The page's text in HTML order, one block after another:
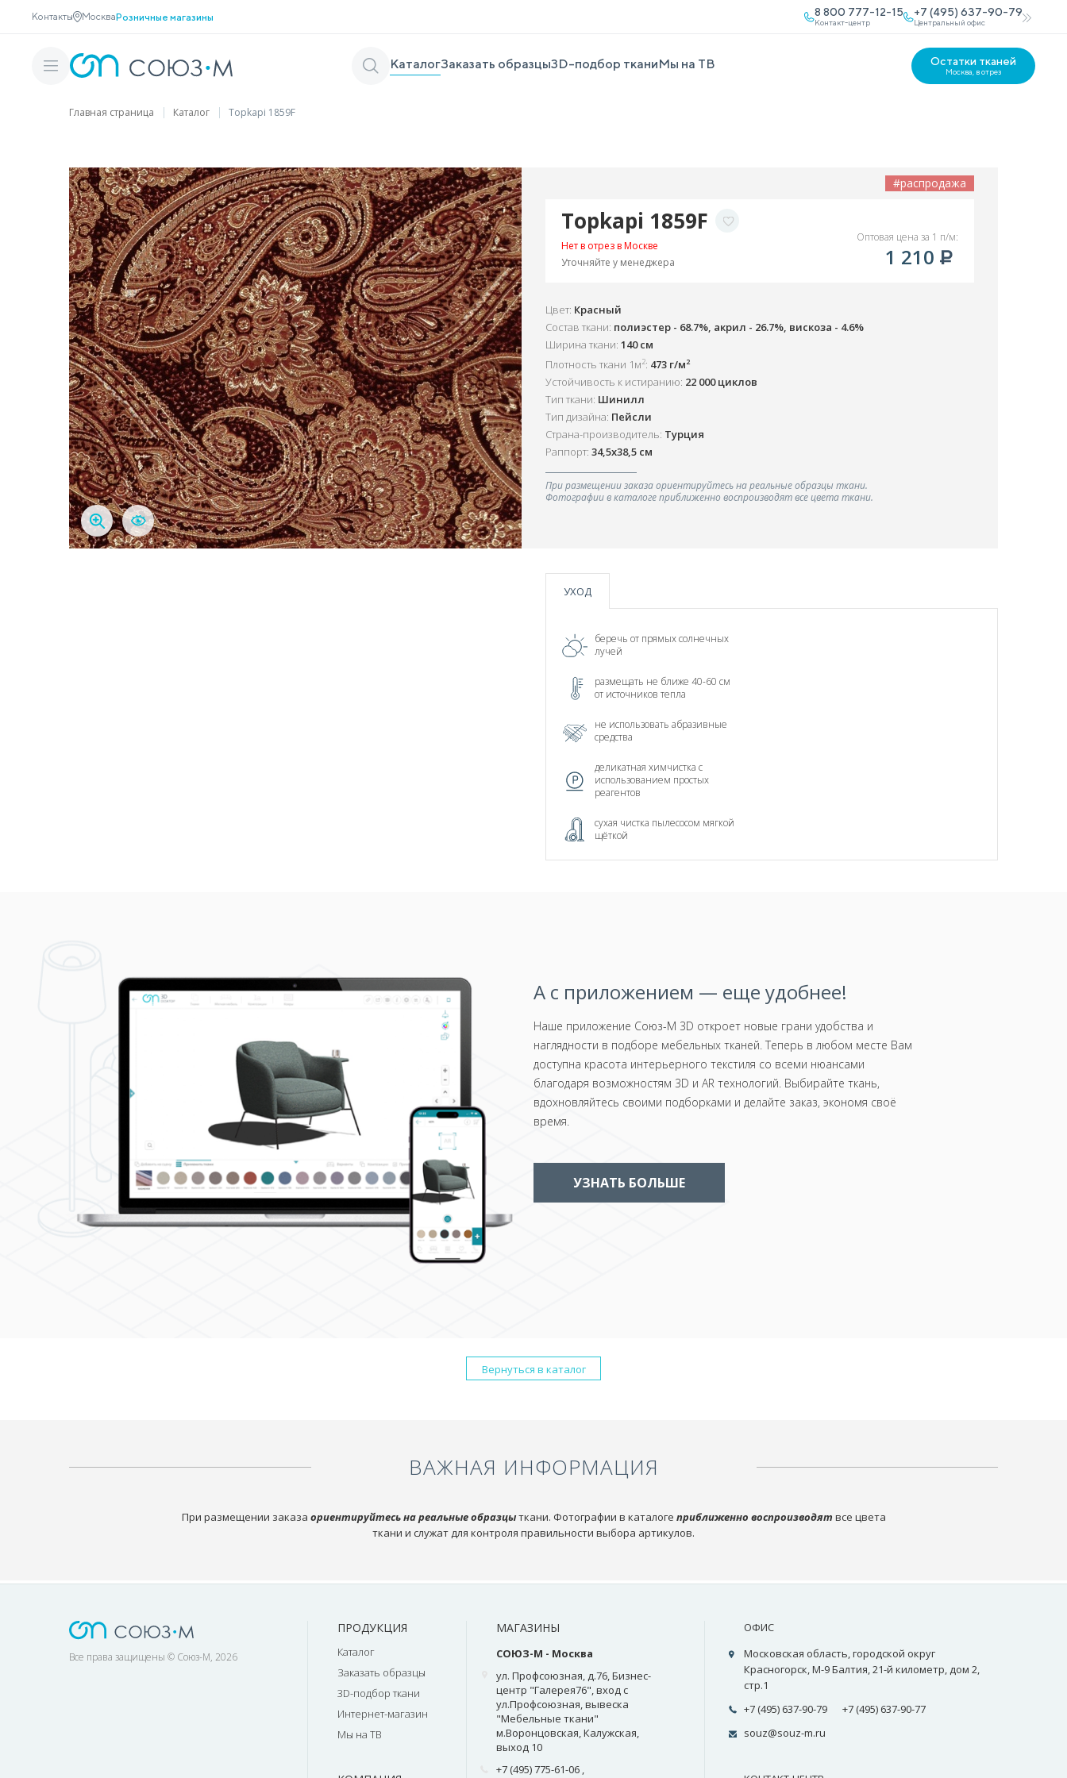
Контакты МоскваРозничные магазины 8 800 777-12-15
Контакт-центр
+7 (495) 637-90-79
Центральный офис
КаталогЗаказать образцы3D-подбор тканиМы на ТВ Остатки тканей
Москва, в отрез
Главная страница Каталог Topkapi 1859F
#распродажа
Topkapi 1859F
Нет в отрез в Москве
Уточняйте у менеджера
Оптовая цена за 1 п/м:
1 210
Цвет: Красный
Состав ткани: полиэстер - 68.7%, акрил - 26.7%, вискоза - 4.6%
Ширина ткани: 140 см
Плотность ткани 1м2: 473 г/м2
Устойчивость к истиранию: 22 000 циклов
Тип ткани: Шинилл
Тип дизайна: Пейсли
Страна-производитель: Турция
Раппорт: 34,5х38,5 см
При размещении заказа ориентируйтесь на реальные образцы ткани.
Фотографии в каталоге приближенно воспроизводят все цвета ткани.
УХОД
беречь от прямых солнечных
лучей
размещать не ближе 40-60 см
от источников тепла
не использовать абразивные
средства
деликатная химчистка с
использованием простых
реагентов
сухая чистка пылесосом мягкой
щёткой
А с приложением — еще удобнее!
Наше приложение Союз-М 3D откроет новые грани удобства и
наглядности в подборе мебельных тканей. Теперь в любом месте Вам
доступна красота интерьерного текстиля со всеми нюансами
благодаря возможностям 3D и AR технологий. Выбирайте ткань,
вдохновляйтесь своими подборками и делайте заказ, экономя своё
время.
УЗНАТЬ БОЛЬШЕ
Вернуться в каталог
ВАЖНАЯ ИНФОРМАЦИЯ
При размещении заказа ориентируйтесь на реальные образцыткани. Фотографии в каталоге приближенно воспроизводят все цвета
ткани и служат для контроля правильности выбора артикулов.
Все права защищены © Союз-М, 2026
ПРОДУКЦИЯ
Каталог
Заказать образцы
3D-подбор ткани
Интернет-магазин
Мы на ТВ
МАГАЗИНЫ
СОЮЗ-М - Москва
ул. Профсоюзная, д.76, Бизнес-
центр "Галерея76", вход с
ул.Профсоюзная, вывеска
"Мебельные ткани"
м.Воронцовская, Калужская,
выход 10
+7 (495) 775-61-06 ,
ОФИС
Московская область, городской округ
Красногорск, М-9 Балтия, 21-й километр, дом 2,
стр.1
+7 (495) 637-90-79
+7 (495) 637-90-77
souz@souz-m.ru